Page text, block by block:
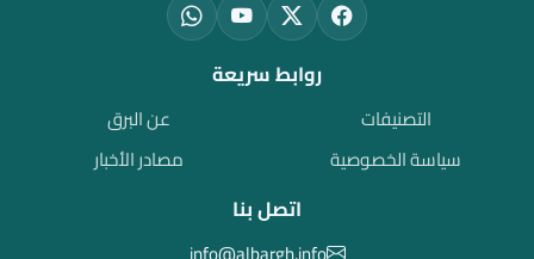
روابط سريعة
التصنيفات
عن البرق
سياسة الخصوصية
مصادر الأخبار
اتصل بنا